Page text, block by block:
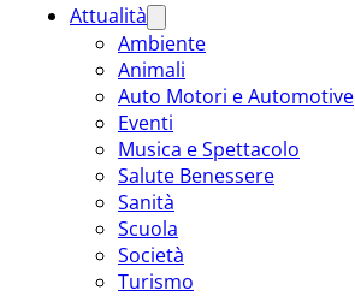
Attualità
Ambiente
Animali
Auto Motori e Automotive
Eventi
Musica e Spettacolo
Salute Benessere
Sanità
Scuola
Società
Turismo